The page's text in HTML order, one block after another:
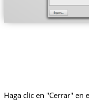
Haga clic en "Cerrar" en